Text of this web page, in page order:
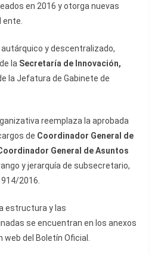
en 2016 y otorga nuevas
ente.
autárquico y descentralizado,
la Secretaría de Innovación,
la Jefatura de Gabinete de
reemplaza la aprobada
de Coordinador General de
General de Asuntos
y jerarquía de subsecretario,
2016.
estructura y las
se encuentran en los anexos
web del Boletín Oficial.